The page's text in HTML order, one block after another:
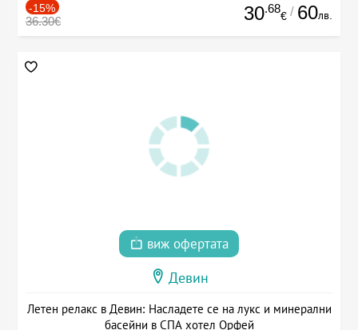
-15%
36.30€ 30.68
€ / 60лв.
виж офертата
Девин
Летен релакс в Девин: Насладете се на лукс и минерални
басейни в СПА хотел Орфей